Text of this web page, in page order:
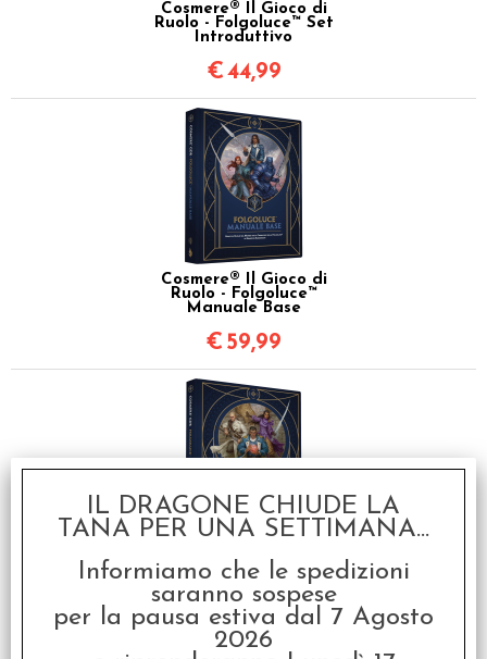
Cosmere® Il Gioco di
Ruolo - Folgoluce™ Set
Introduttivo
€44,99
Cosmere® Il Gioco di
Ruolo - Folgoluce™
Manuale Base
€ 59,99
Ruolo - Folgoluce™
Guida al Mondo
€49,99
IL DRAGONE CHIUDE LA
TANA PER UNA SETTIMANA...
Informiamo che le spedizioni
saranno sospese
per la pausa estiva dal 7 Agosto
2026